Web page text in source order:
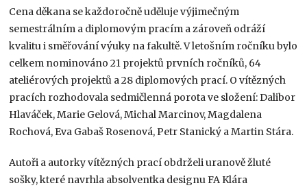
Cena děkana se každoročně uděluje výjimečným
semestrálním a diplomovým pracím a zároveň odráží
kvalitu i směřování výuky na fakultě. V letošním ročníku bylo
celkem nominováno 21 projektů prvních ročníků, 64
ateliérových projektů a 28 diplomových prací. O vítězných
pracích rozhodovala sedmičlenná porota ve složení: Dalibor
Hlaváček, Marie Gelová, Michal Marcinov, Magdalena
Rochová, Eva Gabaš Rosenová, Petr Stanický a Martin Stára.
Autoři a autorky vítězných prací obdrželi uranově žluté
sošky, které navrhla absolventka designu FA Klára